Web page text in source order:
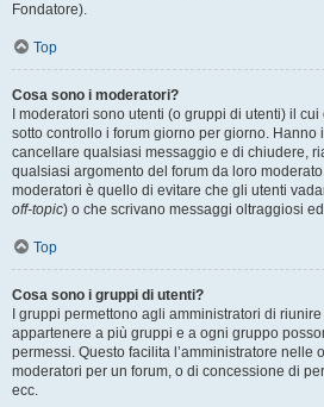
Fondatore).
Top
Cosa sono i moderatori?
I moderatori sono utenti (o gruppi di utenti) il
sotto controllo i forum giorno per giorno. Hanno
cancellare qualsiasi messaggio e di chiudere,
qualsiasi argomento del forum da loro
moderatori è quello di evitare che gli utenti
off-topic) o che scrivano messaggi oltraggiosi
Top
Cosa sono i gruppi di utenti?
I gruppi permettono agli amministratori di
appartenere a più gruppi e a ogni gruppo
permessi. Questo facilita l’amministratore nelle
moderatori per un forum, o di concessione di
ecc.